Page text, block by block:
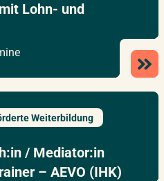
Lohn- und
Weiterbildung
/ Mediator:in
– AEVO (IHK)